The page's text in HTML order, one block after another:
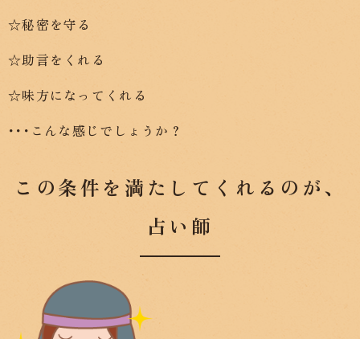
☆秘密を守る
☆助言をくれる
☆味方になってくれる
･･･こんな感じでしょうか？
この条件を満たしてくれるのが、
占い師